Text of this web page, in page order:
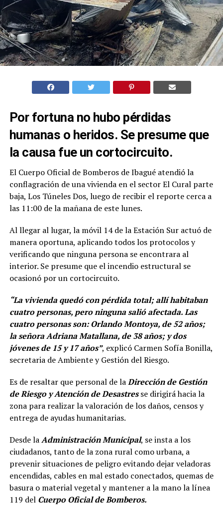
Por fortuna no hubo pérdidas
humanas o heridos. Se presume que
la causa fue un cortocircuito.
El Cuerpo Oficial de Bomberos de Ibagué atendió la
conflagración de una vivienda en el sector El Cural parte
baja, Los Túneles Dos, luego de recibir el reporte cerca a
las 11:00 de la mañana de este lunes.
Al llegar al lugar, la móvil 14 de la Estación Sur actuó de
manera oportuna, aplicando todos los protocolos y
verificando que ninguna persona se encontrara al
interior. Se presume que el incendio estructural se
ocasionó por un cortocircuito.
“La vivienda quedó con pérdida total; allí habitaban
cuatro personas, pero ninguna salió afectada. Las
cuatro personas son: Orlando Montoya, de 52 años;
la señora Adriana Matallana, de 38 años; y dos
jóvenes de 15 y 17 años”, explicó Carmen Sofía Bonilla,
secretaria de Ambiente y Gestión del Riesgo.
Es de resaltar que personal de laDirección de Gestión
de Riesgo y Atención de Desastresse dirigirá hacia la
zona para realizar la valoración de los daños, censos y
entrega de ayudas humanitarias.
Desde laAdministración Municipal, se insta a los
ciudadanos, tanto de la zona rural como urbana, a
prevenir situaciones de peligro evitando dejar veladoras
encendidas, cables en mal estado conectados, quemas de
basura o material vegetal y mantener a la mano la línea
119 delCuerpo Oficial de Bomberos.